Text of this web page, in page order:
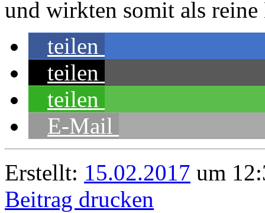
und wirkten somit als
teilen
teilen
teilen
E-Mail
Erstellt: 15.02.2017 um
Beitrag drucken